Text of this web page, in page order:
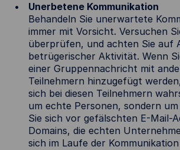
Unerbetene Kommunikation
Behandeln Sie unerwartete
immer mit Vorsicht. Versuchen
überprüfen, und achten Sie auf
betrügerischer Aktivität. Wenn
einer Gruppennachricht mit
Teilnehmern hinzugefügt
sich bei diesen Teilnehmern
um echte Personen, sondern um
Sie sich vor gefälschten E-Mail-
Domains, die echten
sich im Laufe der